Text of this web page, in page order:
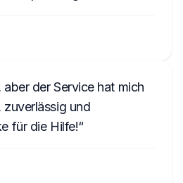
der Service hat mich
zuverlässig und
für die Hilfe!